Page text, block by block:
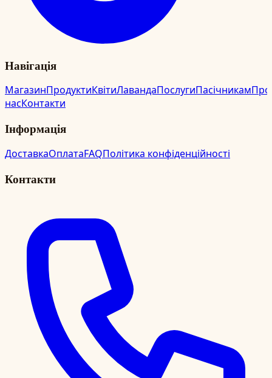
Навігація
МагазинПродуктиКвітиЛавандаПослугиПасічникамПро
насКонтакти
Інформація
ДоставкаОплатаFAQПолітика конфіденційності
Контакти